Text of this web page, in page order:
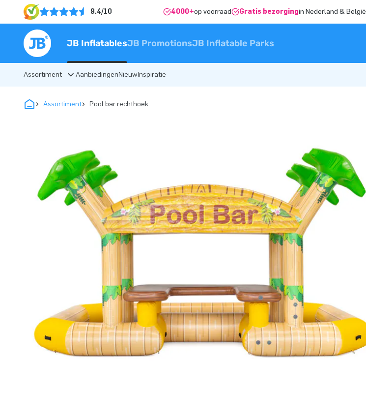
9.4/10 4000+op voorraad Gratis bezorgingin Nederland & België
JB InflatablesJB PromotionsJB Inflatable Parks
Assortiment AanbiedingenNieuwInspiratie
Assortiment Pool bar rechthoek